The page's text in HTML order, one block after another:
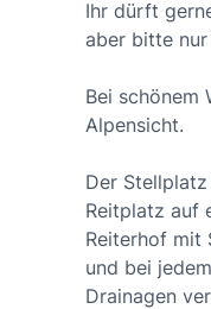
Ihr dürft
aber bitte nur
Bei schönem
Alpensicht.
Der
Reitplatz auf
Reiterhof mit
und bei
Drainagen